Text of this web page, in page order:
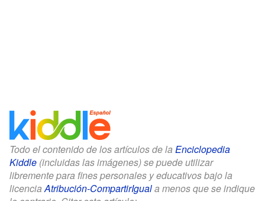
Todo el contenido de los artículos de la Enciclopedia
Kiddle (incluidas las imágenes) se puede utilizar
libremente para fines personales y educativos bajo la
licenciaAtribución-CompartirIguala menos que se indique